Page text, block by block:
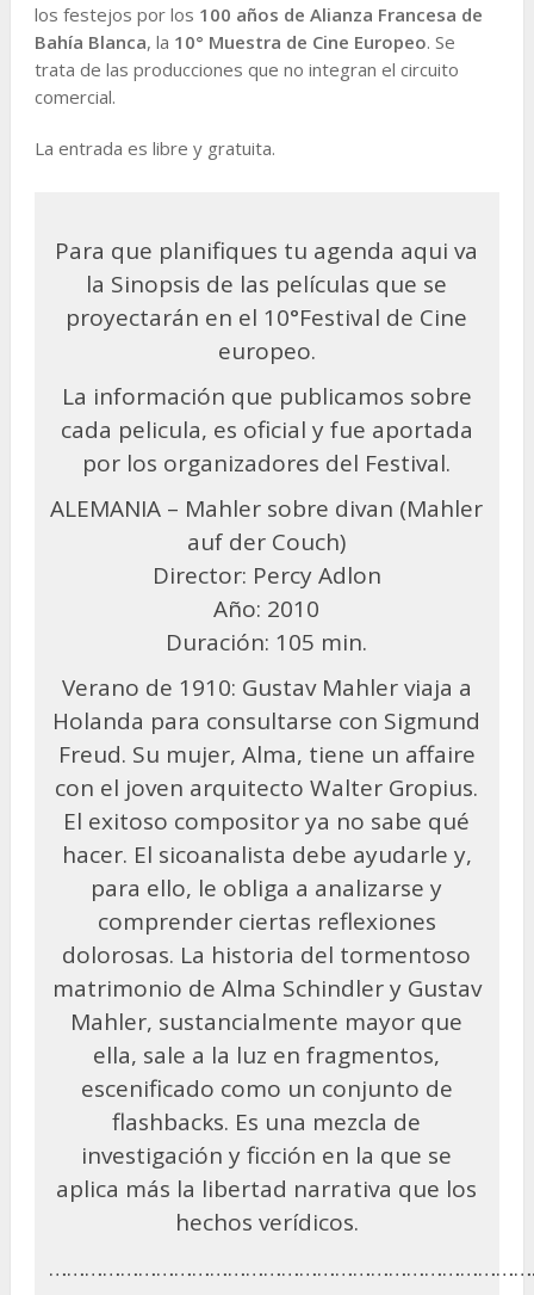
los festejos por los 100 años de Alianza Francesa de
Bahía Blanca, la 10° Muestra de Cine Europeo. Se
trata de las producciones que no integran el circuito
comercial.
La entrada es libre y gratuita.
Para que planifiques tu agenda aqui va
la Sinopsis de las películas que se
proyectarán en el 10°Festival de Cine
europeo.
La información que publicamos sobre
cada pelicula, es oficial y fue aportada
por los organizadores del Festival.
ALEMANIA – Mahler sobre divan (Mahler
auf der Couch)
Director: Percy Adlon
Año: 2010
Duración: 105 min.
Verano de 1910: Gustav Mahler viaja a
Holanda para consultarse con Sigmund
Freud. Su mujer, Alma, tiene un affaire
con el joven arquitecto Walter Gropius.
El exitoso compositor ya no sabe qué
hacer. El sicoanalista debe ayudarle y,
para ello, le obliga a analizarse y
comprender ciertas reflexiones
dolorosas. La historia del tormentoso
matrimonio de Alma Schindler y Gustav
Mahler, sustancialmente mayor que
ella, sale a la luz en fragmentos,
escenificado como un conjunto de
flashbacks. Es una mezcla de
investigación y ficción en la que se
aplica más la libertad narrativa que los
hechos verídicos.